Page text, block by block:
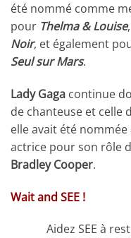
été nommé comme
pour Thelma & Louise,
Noir, et également
Seul sur Mars.
Lady Gaga continue
de chanteuse et celle
elle avait été nommée
actrice pour son rôle
Bradley Cooper.
Wait and SEE !
Aidez SEE à